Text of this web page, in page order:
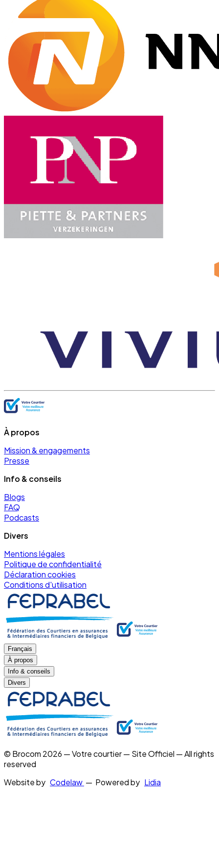
À propos
Mission & engagements
Presse
Info & conseils
Blogs
FAQ
Podcasts
Divers
Mentions légales
Politique de confidentialité
Déclaration cookies
Conditions d'utilisation
Français
À propos
Info & conseils
Divers
© Brocom 2026 — Votre courtier — Site Officiel — All rights
reserved
Website by Codelaw — Powered by Lidia